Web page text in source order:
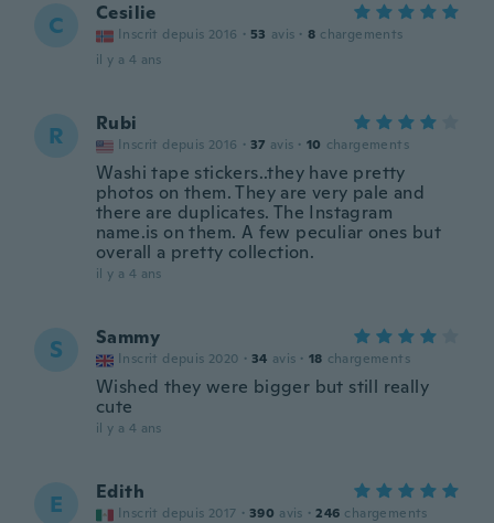
C Cesilie
Inscrit depuis 2016 · 53 avis · 8 chargements
il y a 4 ans
R Rubi
Inscrit depuis 2016 · 37 avis · 10 chargements
Washi tape stickers..they have pretty
photos on them. They are very pale and
there are duplicates. The Instagram
name.is on them. A few peculiar ones but
overall a pretty collection.
il y a 4 ans
S Sammy
Inscrit depuis 2020 · 34 avis · 18 chargements
Wished they were bigger but still really
cute
il y a 4 ans
E Edith
Inscrit depuis 2017 · 390 avis · 246 chargements